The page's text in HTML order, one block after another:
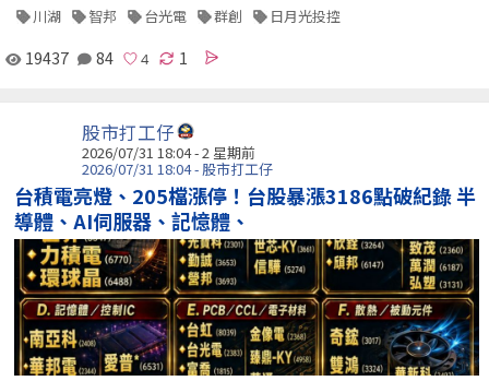
川湖 智邦 台光電 群創 日月光投控
19437 84 1
股市打工仔
2026/07/31 18:04 - 2 星期前
2026/07/31 18:04 - 股市打工仔
台積電亮燈、205檔漲停！台股暴漲3186點破紀錄 半
導體、AI伺服器、記憶體、